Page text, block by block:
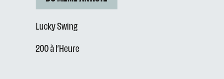
Lucky Swing
200 à l’Heure